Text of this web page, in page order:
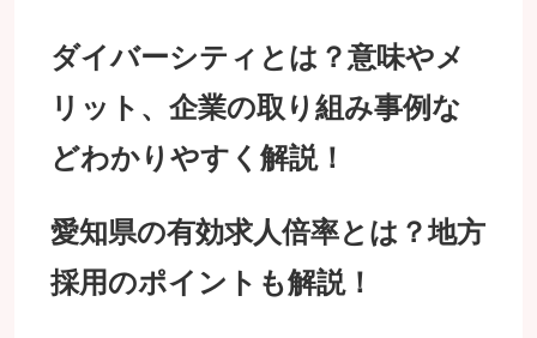
ダイバーシティとは？意味やメ
リット、企業の取り組み事例な
どわかりやすく解説！
愛知県の有効求人倍率とは？地方
採用のポイントも解説！